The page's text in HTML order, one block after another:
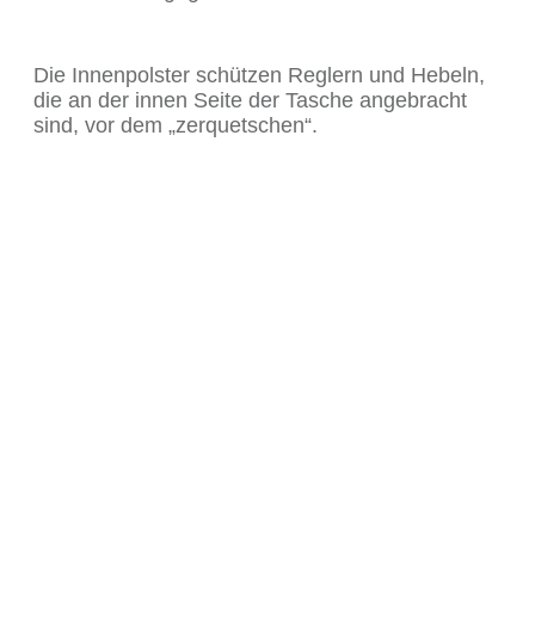
Die Innenpolster schützen Reglern und Hebeln,
die an der innen Seite der Tasche angebracht
sind, vor dem „zerquetschen“.